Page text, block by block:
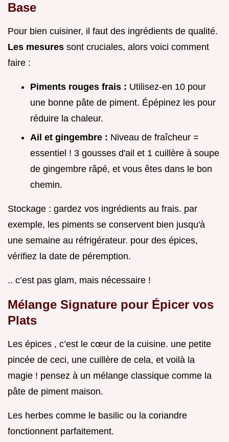
Base
Pour bien cuisiner, il faut des ingrédients de qualité.
Les mesures sont cruciales, alors voici comment
faire :
Piments rouges frais : Utilisez-en 10 pour
une bonne pâte de piment. Épépinez les pour
réduire la chaleur.
Ail et gingembre : Niveau de fraîcheur =
essentiel ! 3 gousses d'ail et 1 cuillère à soupe
de gingembre râpé, et vous êtes dans le bon
chemin.
Stockage : gardez vos ingrédients au frais. par
exemple, les piments se conservent bien jusqu'à
une semaine au réfrigérateur. pour des épices,
vérifiez la date de péremption.
.. c’est pas glam, mais nécessaire !
Mélange Signature pour Épicer vos
Plats
Les épices , c’est le cœur de la cuisine. une petite
pincée de ceci, une cuillère de cela, et voilà la
magie ! pensez à un mélange classique comme la
pâte de piment maison.
Les herbes comme le basilic ou la coriandre
fonctionnent parfaitement.